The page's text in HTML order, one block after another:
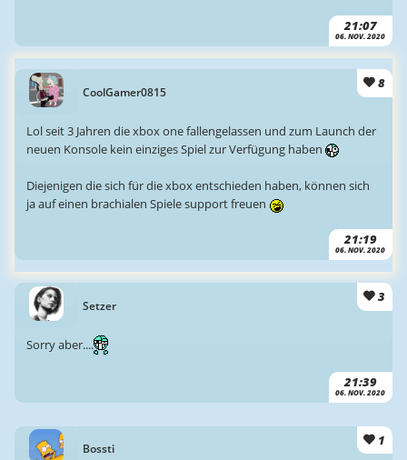
21:07
06. NOV. 2020
CoolGamer0815
8
21:19
06. NOV. 2020
Lol seit 3 Jahren die xbox one fallengelassen und zum Launch der
neuen Konsole kein einziges Spiel zur Verfügung haben
Diejenigen die sich für die xbox entschieden haben, können sich
ja auf einen brachialen Spiele support freuen
Setzer
3
21:39
06. NOV. 2020
Sorry aber....
Bossti
1